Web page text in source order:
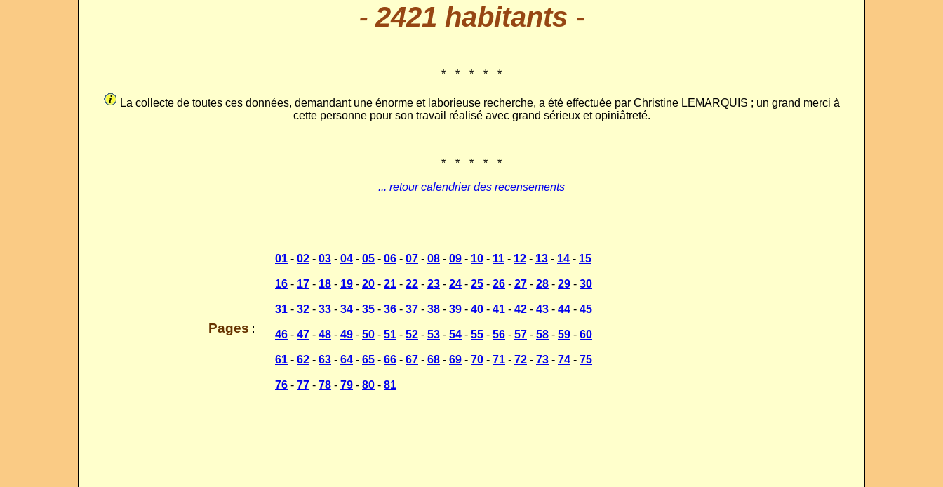
- 2421 habitants -
* * * * *
La collecte de toutes ces données, demandant une énorme et laborieuse recherche, a été effectuée par Christine LEMARQUIS ; un grand merci à
cette personne pour son travail réalisé avec grand sérieux et opiniâtreté.
* * * *
*
... retour calendrier des recensements
Pages :
01 - 02 - 03 - 04 - 05 - 06 - 07 - 08 - 09 - 10 - 11 - 12 - 13 - 14 - 15
16 - 17 - 18 - 19 - 20 - 21 - 22 - 23 - 24 - 25 - 26 - 27 - 28 - 29 - 30
31 - 32 - 33 - 34 - 35 - 36 - 37 - 38 - 39 - 40 - 41 - 42 - 43 - 44 - 45
46 - 47 - 48 - 49 - 50 - 51 - 52 - 53 - 54 - 55 - 56 - 57 - 58 - 59 - 60
61 - 62 - 63 - 64 - 65 - 66 - 67 - 68 - 69 - 70 - 71 - 72 - 73 - 74 - 75
76 - 77 - 78 - 79 - 80 - 81